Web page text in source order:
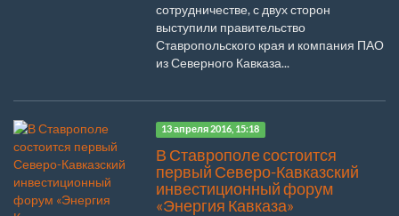
сотрудничестве, с двух сторон
выступили правительство
Ставропольского края и компания ПАО
из Северного Кавказа...
13 апреля 2016, 15:18
В Ставрополе состоится
первый Северо-Кавказский
инвестиционный форум
«Энергия Кавказа»